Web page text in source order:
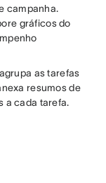
campanha.
gráficos do
as tarefas
resumos de
a cada tarefa.